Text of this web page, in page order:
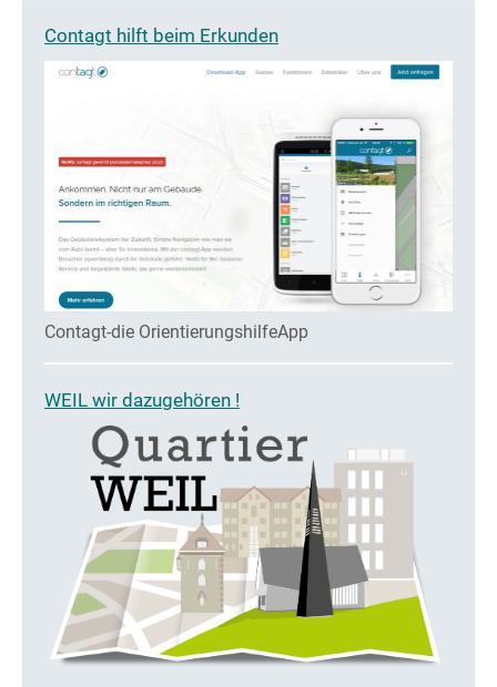
Contagt hilft beim Erkunden
Contagt-die OrientierungshilfeApp
WEIL wir dazugehören !